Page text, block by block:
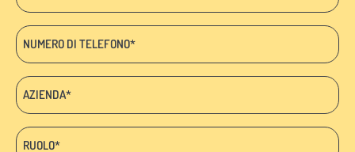
*
Telefono
*
Azienda:
*
Ruolo: